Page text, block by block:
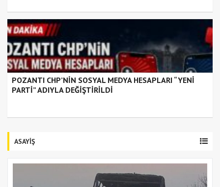
POZANTI CHP’NİN SOSYAL MEDYA HESAPLARI “YENİ
PARTİ” ADIYLA DEĞİŞTİRİLDİ
ASAYİŞ